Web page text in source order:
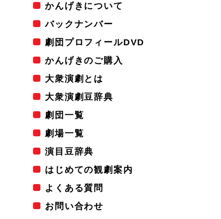
かんげきについて
バックナンバー
劇団プロフィールDVD
かんげきのご購入
大衆演劇とは
大衆演劇豆辞典
劇団一覧
劇場一覧
演目豆辞典
はじめての観劇案内
よくある質問
お問い合わせ